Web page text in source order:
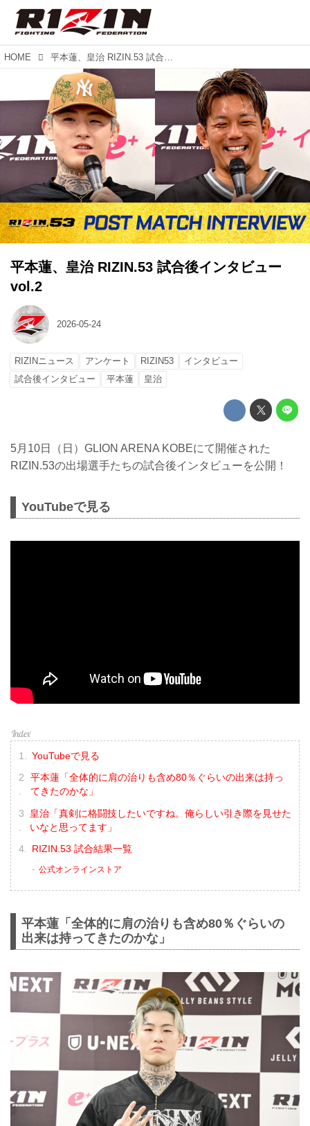
HOME 平本蓮、皇治 RIZIN.53 試合後インタビュー vol.2
平本蓮、皇治 RIZIN.53 試合後インタビュー
vol.2
2026-05-24
RIZINニュース アンケート RIZIN53
インタビュー
試合後インタビュー
平本蓮 皇治
5月10日（日）GLION ARENA KOBEにて開催された
RIZIN.53の出場選手たちの試合後インタビューを公開！
YouTubeで見る
YouTubeで見る
平本蓮「全体的に肩の治りも含め80％ぐらいの出来は持っ
てきたのかな」
皇治「真剣に格闘技したいですね。俺らしい引き際を見せた
いなと思ってます」
RIZIN.53 試合結果一覧
公式オンラインストア
平本蓮「全体的に肩の治りも含め80％ぐらいの
出来は持ってきたのかな」